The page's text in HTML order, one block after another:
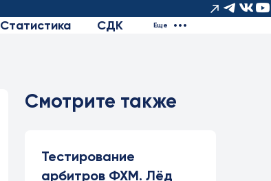
Статистика СДК Еще
Смотрите также
Тестирование
арбитров ФХМ. Лёд